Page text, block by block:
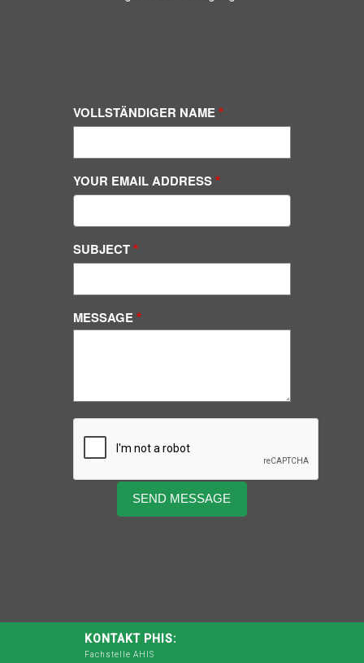
VOLLSTÄNDIGER NAME
YOUR EMAIL ADDRESS
SUBJECT
MESSAGE
KONTAKT PHIS:
Fachstelle AHIS